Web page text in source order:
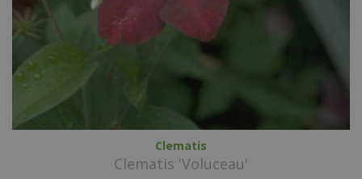
Clematis
Clematis 'Voluceau'